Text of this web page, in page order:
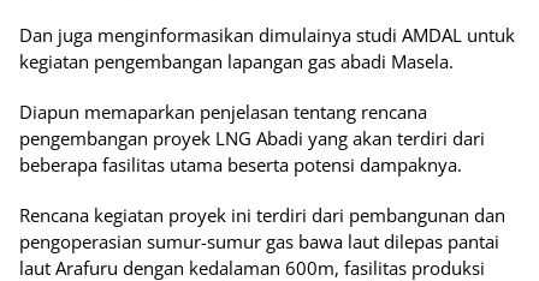
Dan juga menginformasikan dimulainya studi AMDAL untuk
kegiatan pengembangan lapangan gas abadi Masela.
Diapun memaparkan penjelasan tentang rencana
pengembangan proyek LNG Abadi yang akan terdiri dari
beberapa fasilitas utama beserta potensi dampaknya.
Rencana kegiatan proyek ini terdiri dari pembangunan dan
pengoperasian sumur-sumur gas bawa laut dilepas pantai
laut Arafuru dengan kedalaman 600m, fasilitas produksi